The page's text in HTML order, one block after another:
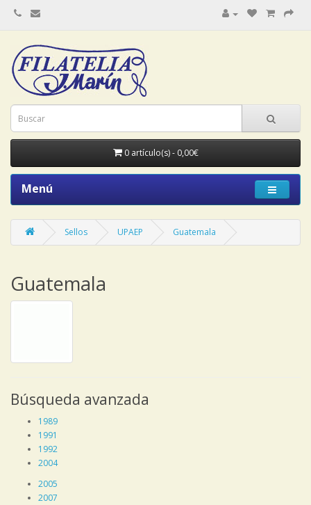
0 artículo(s) - 0,00€
Menú
Sellos UPAEP Guatemala
Guatemala
Búsqueda avanzada
1989
1991
1992
2004
2005
2007